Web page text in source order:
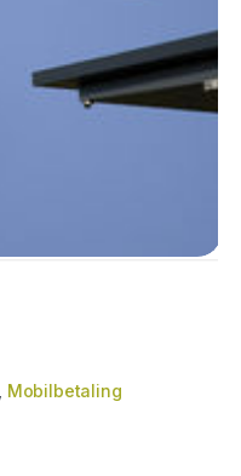
Mobilbetaling